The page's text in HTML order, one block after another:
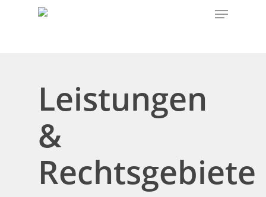
Leistungen
&
Rechtsgebiete